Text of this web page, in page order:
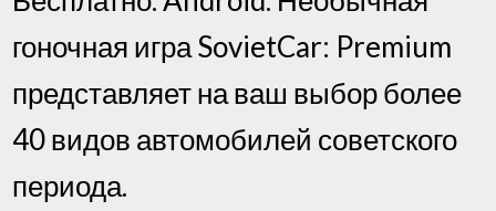
гоночная игра SovietCar: Premium
представляет на ваш выбор более
40 видов автомобилей советского
периода.